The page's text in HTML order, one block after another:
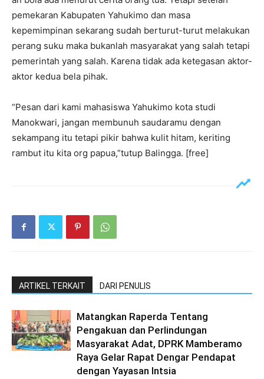
pemekaran Kabupaten Yahukimo dan masa
kepemimpinan sekarang sudah berturut-turut melakukan
perang suku maka bukanlah masyarakat yang salah tetapi
pemerintah yang salah. Karena tidak ada ketegasan aktor-
aktor kedua bela pihak.
“Pesan dari kami mahasiswa Yahukimo kota studi
Manokwari, jangan membunuh saudaramu dengan
sekampang itu tetapi pikir bahwa kulit hitam, keriting
rambut itu kita org papua,”tutup Balingga. [free]
ARTIKEL TERKAIT DARI PENULIS
Matangkan Raperda Tentang
Pengakuan dan Perlindungan
Masyarakat Adat, DPRK Mamberamo
Raya Gelar Rapat Dengar Pendapat
dengan Yayasan Intsia